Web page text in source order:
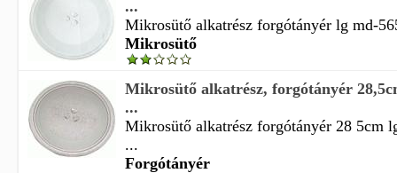
...
Mikrosütő alkatrész forgótányér lg md-
Mikrosütő
Mikrosütő alkatrész, forgótányér
...
Mikrosütő alkatrész forgótányér 28 5cm
...
Forgótányér